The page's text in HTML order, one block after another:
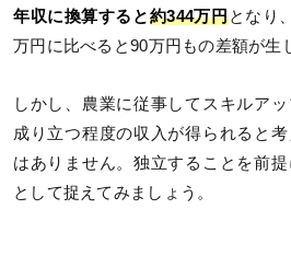
年収に換算すると約344万円となり
万円に比べると90万円もの差額が生
しかし、農業に従事してスキルア
成り立つ程度の収入が得られると
はありません。独立することを前
として捉えてみましょう。